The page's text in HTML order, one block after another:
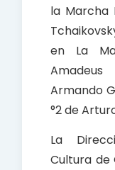
la Marcha
en La
Armando
°2 de
La
Cultura de